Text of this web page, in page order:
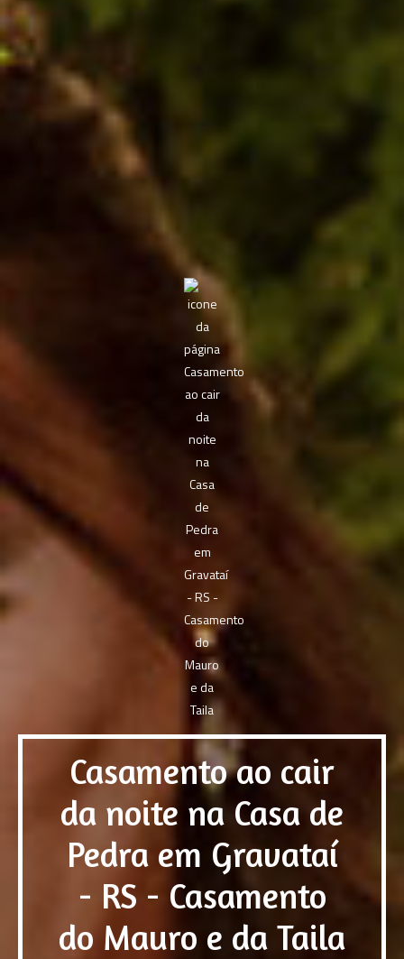
Casamento ao cair
da noite na Casa de
Pedra em Gravataí
- RS - Casamento
do Mauro e da Taila